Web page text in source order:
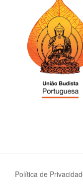
Política de